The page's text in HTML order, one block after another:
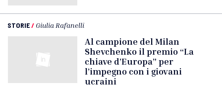
STORIE/ Giulia Rafanelli
Al campione del Milan
Shevchenko il premio “La
chiave d’Europa” per
l’impegno con i giovani
ucraini